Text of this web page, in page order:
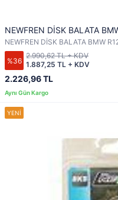
NEWFREN DİSK BALATA
NEWFREN DİSK BALATA BMW
%36
2.226,96 TL
1.887,25 TL + KDV
2.990,62 TL + KDV